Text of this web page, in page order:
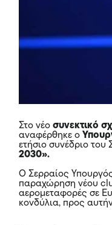
Στο νέοσυνεκτικό
αναφέρθηκε ο
ετήσιο συνέδριο
2030».
O Σερραίος
παραχώρηση νέου
αερομεταφορές σε
κονδύλια, προς